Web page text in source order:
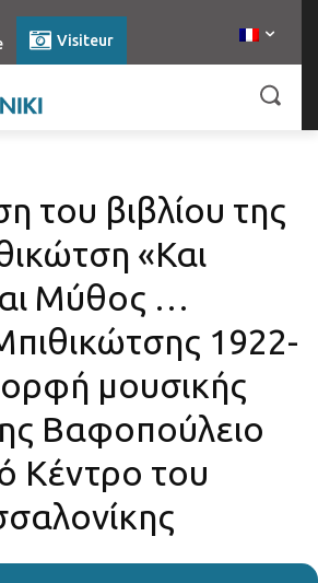
Visiteur
του βιβλίου της
«Και
Μύθος …
1922-
μουσικής
Βαφοπούλειο
Κέντρο του